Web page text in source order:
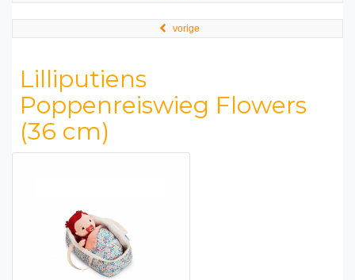
vorige
Lilliputiens
Poppenreiswieg Flowers
(36 cm)